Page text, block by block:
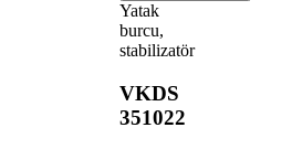
Yatak
burcu,
stabilizatör
VKDS
351022